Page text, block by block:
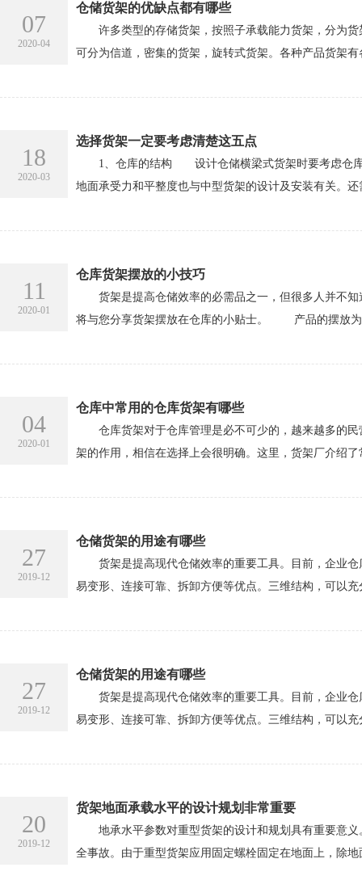
07
2020-04
仓储货架的优缺点都有哪些
许多类型的存储货架，按照子承载能力货架，分为货
可分为信道，密集的货架，旋转式货架。各种产品货架
18
2020-03
选择货架一定要考虑清楚这五点
1、仓库的结构 设计仓储横梁式货架时要考虑仓库的
地面承受力和平整度也与中型货架的设计及安装有关
11
2020-01
仓库货架摆放的小技巧
货架是提高仓储效率的必需品之一，但很多人并不知
将与您分享货架摆放在仓库的小贴士。 产品的摆放为
04
2020-01
仓库中常用的仓库货架有哪些
仓库货架对于仓库管理是必不可少的，越来越多的民
架的作用，相信在选择上会很明确。这里，货架厂介
27
2019-12
仓储货架的用途有哪些
货架是提高现代仓储效率的重要工具。目前，企业仓
易变形、连接可靠、拆卸方便等优点。三维结构，可
27
2019-12
仓储货架的用途有哪些
货架是提高现代仓储效率的重要工具。目前，企业仓
易变形、连接可靠、拆卸方便等优点。三维结构，可
20
2019-12
货架地面承载水平的设计规划非常重要
地承水平参数对重型货架的设计和规划具有重要意义
全事故。由于重型货架应用固定螺栓固定在地面上，